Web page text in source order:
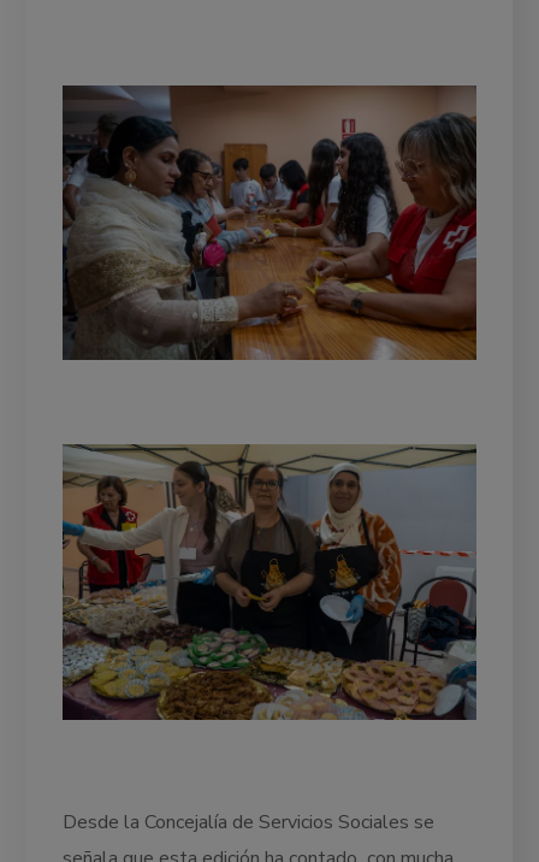
Desde la Concejalía de Servicios Sociales se